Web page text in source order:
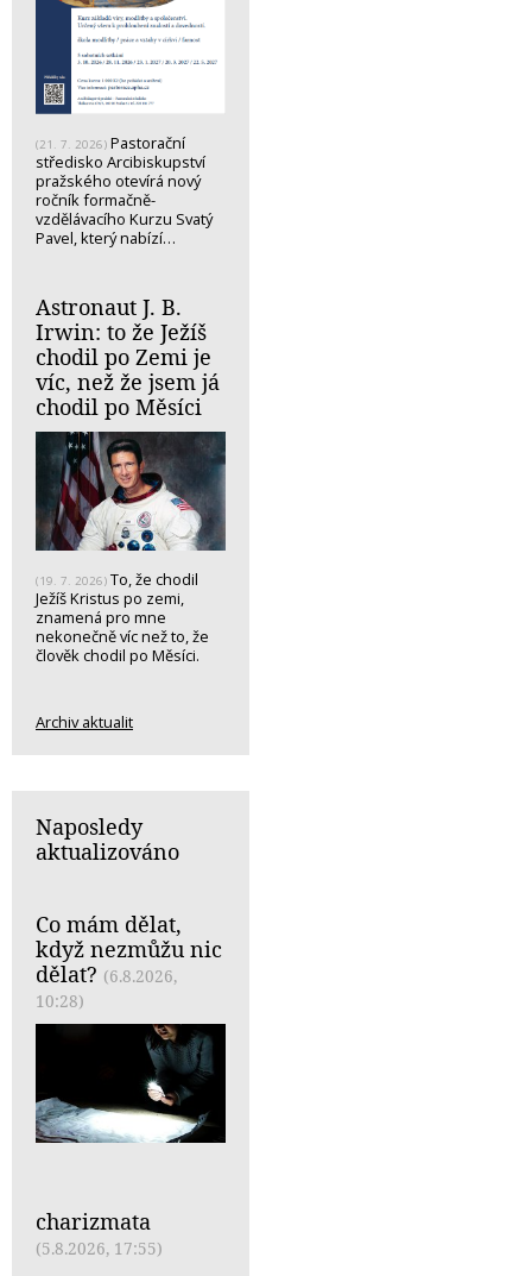
(21. 7. 2026) Pastorační
středisko Arcibiskupství
pražského otevírá nový
ročník formačně-
vzdělávacího Kurzu Svatý
Pavel, který nabízí…
Astronaut J. B.
Irwin: to že Ježíš
chodil po Zemi je
víc, než že jsem já
chodil po Měsíci
(19. 7. 2026) To, že chodil
Ježíš Kristus po zemi,
znamená pro mne
nekonečně víc než to, že
člověk chodil po Měsíci.
Archiv aktualit
Naposledy
aktualizováno
Co mám dělat,
když nezmůžu nic
dělat? (6.8.2026,
10:28)
charizmata
(5.8.2026, 17:55)